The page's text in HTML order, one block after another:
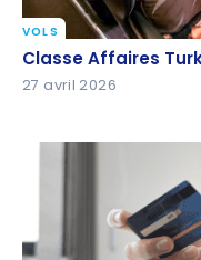
Classe Affaires
VOLS
Classe Affaires
27 avril 2026